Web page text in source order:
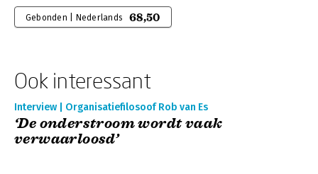
Gebonden | Nederlands 68,50
Ook interessant
Interview | Organisatiefilosoof Rob van Es
‘De onderstroom wordt vaak
verwaarloosd’